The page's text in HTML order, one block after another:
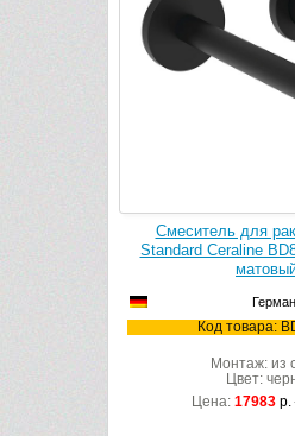
Смеситель для
Standard Ceraline
Код товара:
Монтаж: из
Цвет:
Цена: 17983р.